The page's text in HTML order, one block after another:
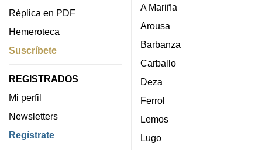
Réplica en PDF
Hemeroteca
Suscríbete
REGISTRADOS
Mi perfil
Newsletters
Regístrate
A Mariña
Arousa
Barbanza
Carballo
Deza
Ferrol
Lemos
Lugo